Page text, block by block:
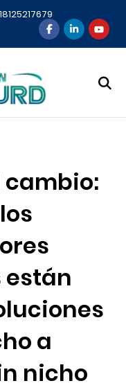
cambio:
a
nicho